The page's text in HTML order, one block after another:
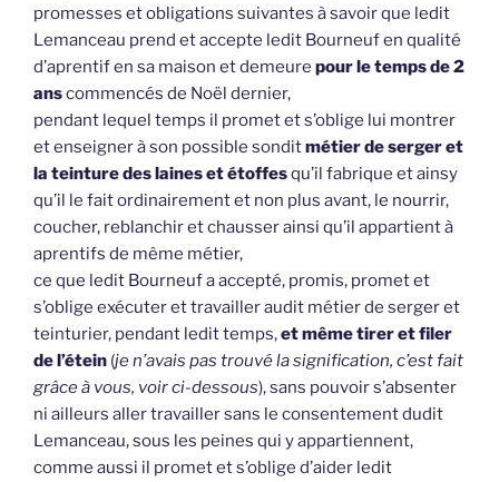
promesses et obligations suivantes à savoir que ledit
Lemanceau prend et accepte ledit Bourneuf en qualité
d’aprentif en sa maison et demeure pour le temps de 2
anscommencés de Noël dernier,
pendant lequel temps il promet et s’oblige lui montrer
et enseigner à son possible sonditmétier de serger et
la teinture des laines et étoffesqu’il fabrique et ainsy
qu’il le fait ordinairement et non plus avant, le nourrir,
coucher, reblanchir et chausser ainsi qu’il appartient à
aprentifs de même métier,
ce que ledit Bourneuf a accepté, promis, promet et
s’oblige exécuter et travailler audit métier de serger et
teinturier, pendant ledit temps,et même tirer et filer
de l’étein (je n’avais pas trouvé la signification, c’est fait
grâce à vous, voir ci-dessous), sans pouvoir s’absenter
ni ailleurs aller travailler sans le consentement dudit
Lemanceau, sous les peines qui y appartiennent,
comme aussi il promet et s’oblige d’aider ledit